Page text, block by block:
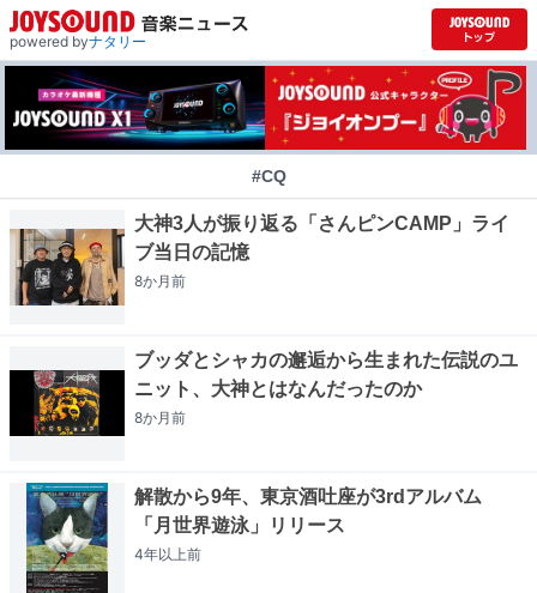
powered byナタリー
#CQ
大神3人が振り返る「さんピンCAMP」ライ
ブ当日の記憶
8か月前
ブッダとシャカの邂逅から生まれた伝説のユ
ニット、大神とはなんだったのか
8か月前
解散から9年、東京酒吐座が3rdアルバム
「月世界遊泳」リリース
4年以上前